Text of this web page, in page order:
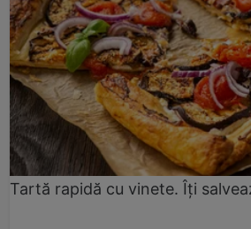
Tartă rapidă cu vinete. Îți